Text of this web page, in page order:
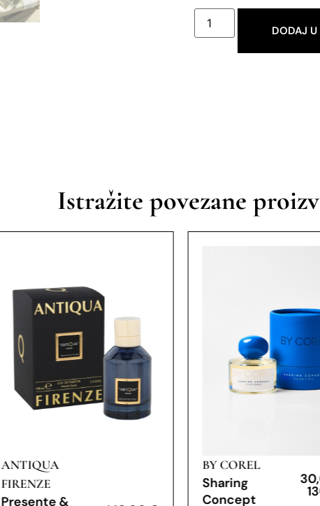
DODAJ U
Istražite povezane
ANTIQUA
FIRENZE
Presente &
BY COREL
Sharing
Concept